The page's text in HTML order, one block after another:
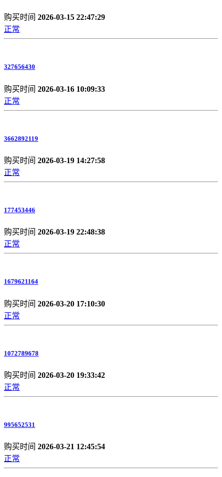
购买时间 2026-03-15 22:47:29
正常
327656430
购买时间 2026-03-16 10:09:33
正常
3662892119
购买时间 2026-03-19 14:27:58
正常
177453446
购买时间 2026-03-19 22:48:38
正常
1679621164
购买时间 2026-03-20 17:10:30
正常
1072789678
购买时间 2026-03-20 19:33:42
正常
995652531
购买时间 2026-03-21 12:45:54
正常